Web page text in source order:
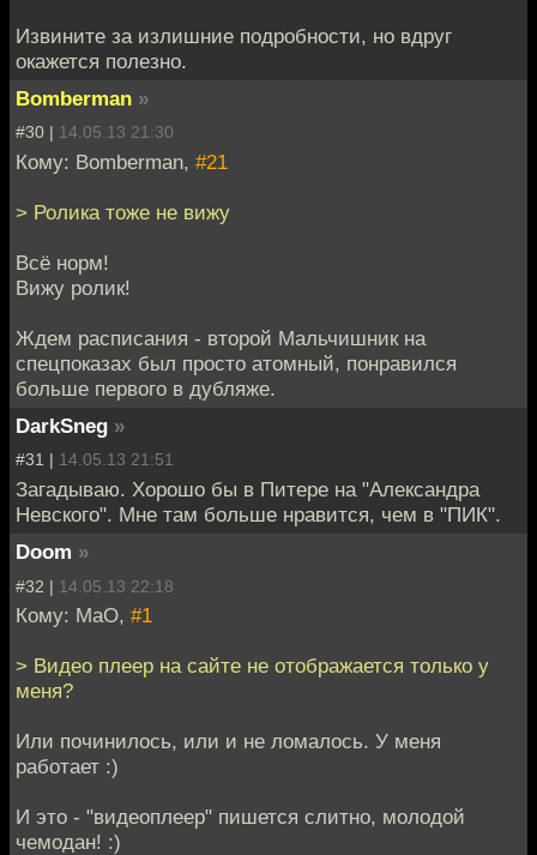
Извините за излишние подробности, но вдруг
окажется полезно.
Bomberman »
#30 | 14.05.13 21:30
Кому: Bomberman, #21
> Ролика тоже не вижу
Всё норм!
Вижу ролик!
Ждем расписания - второй Мальчишник на
спецпоказах был просто атомный, понравился
больше первого в дубляже.
DarkSneg »
#31 | 14.05.13 21:51
Загадываю. Хорошо бы в Питере на "Александра
Невского". Мне там больше нравится, чем в "ПИК".
Doom »
#32 | 14.05.13 22:18
Кому: MaO, #1
> Видео плеер на сайте не отображается только у
меня?
Или починилось, или и не ломалось. У меня
работает :)
И это - "видеоплеер" пишется слитно, молодой
чемодан! :)